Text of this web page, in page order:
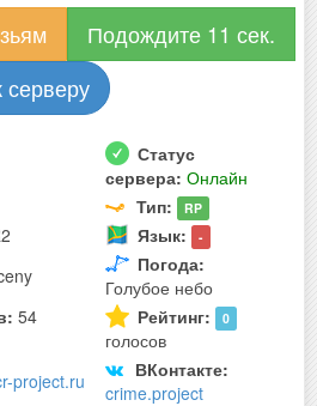
Подождите 10 сек.
серверу
Статус
сервера: Онлайн
Тип: RP
Язык: -
Погода:
Голубое небо
54
Рейтинг: 0
голосов
project.ru
ВКонтакте:
crime.project